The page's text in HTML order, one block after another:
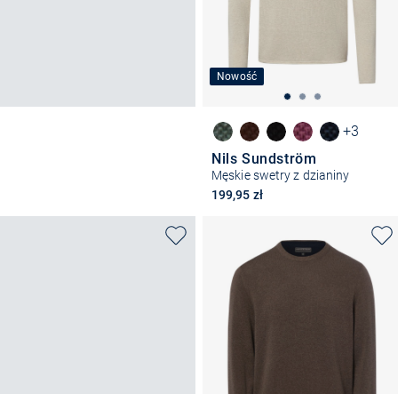
Nowość
+3
Nils Sundström
Męskie swetry z dzianiny
199,95 zł